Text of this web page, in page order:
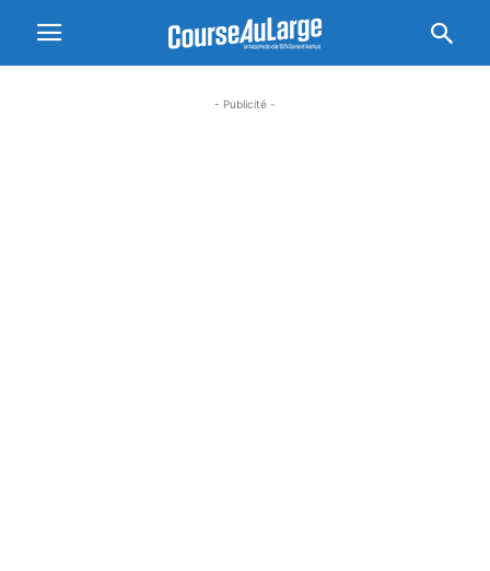
- Publicité -